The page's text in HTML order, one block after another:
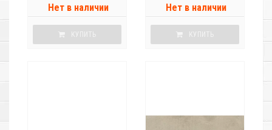
Нет в наличии
КУПИТЬ
Нет в наличии
КУПИТЬ